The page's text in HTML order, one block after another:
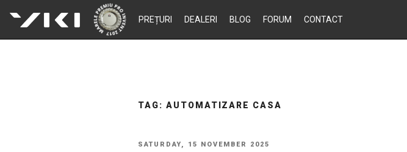
content
PREȚURI DEALERI BLOG FORUM CONTACT
TAG: AUTOMATIZARE CASA
POSTED
SATURDAY, 15 NOVEMBER 2025